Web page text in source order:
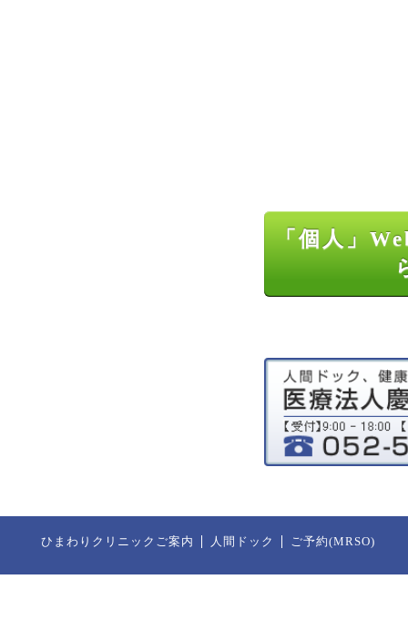
「個人」
ひまわりクリニックご案内 人間ドック ご予約(MRSO)